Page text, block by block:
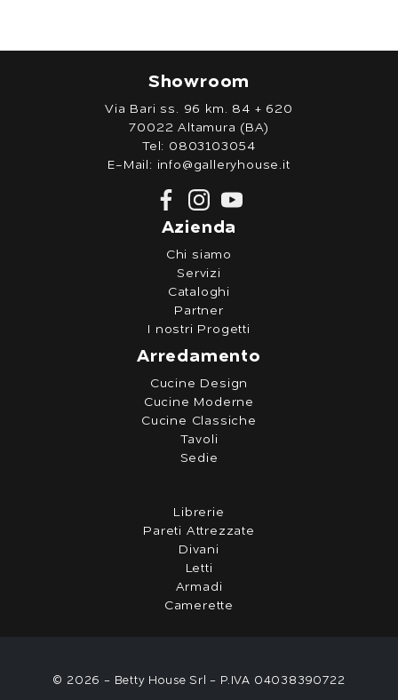
Showroom
Via Bari ss. 96 km. 84 + 620
70022 Altamura (BA)
Tel: 0803103054
E-Mail: info@galleryhouse.it
Azienda
Chi siamo
Servizi
Cataloghi
Partner
I nostri Progetti
Arredamento
Cucine Design
Cucine Moderne
Cucine Classiche
Tavoli
Sedie
Librerie
Pareti Attrezzate
Divani
Letti
Armadi
Camerette
© 2026 - Betty House Srl - P.IVA 04038390722